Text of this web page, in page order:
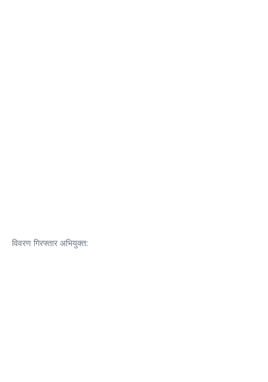
विवरण गिरफ्तार अभियुक्त: